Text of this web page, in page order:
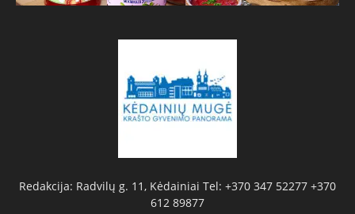
Redakcija: Radvilų g. 11, Kėdainiai Tel: +370 347 52277 +370
612 89877